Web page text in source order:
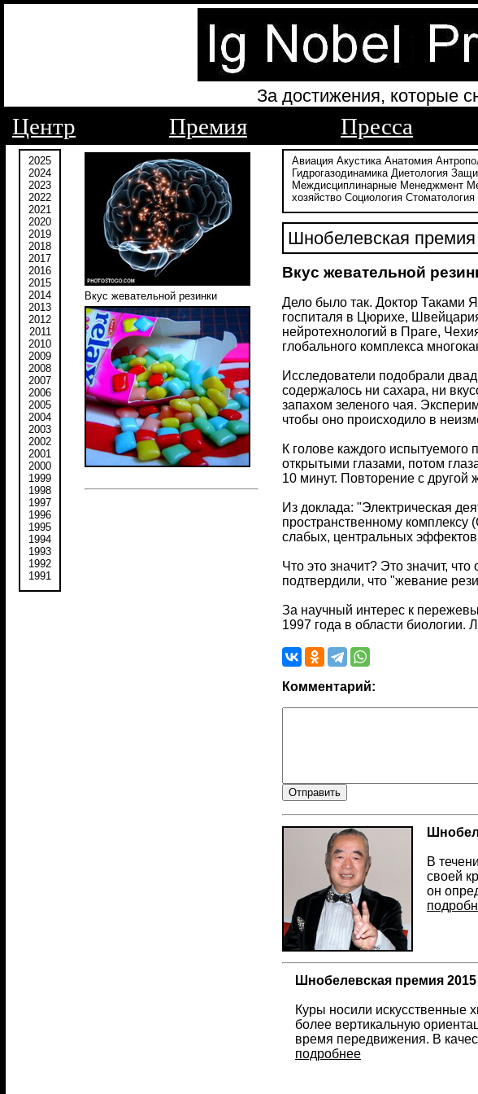
За достижения, которые
Центр Премия Пресса
2025
2024
2023
2022
2021
2020
2019
2018
2017
2016
2015
2014
2013
2012
2011
2010
2009
2008
2007
2006
2005
2004
2003
2002
2001
2000
1999
1998
1997
1996
1995
1994
1993
1992
1991
Вкус жевательной резинки
Авиация Акустика Анатомия
Гидрогазодинамика Диетология
Междисциплинарные Менеджмент
хозяйство Социология Стоматология
Шнобелевская премия
Вкус жевательной
Дело было так. Доктор Таками
госпиталя в Цюрихе,
нейротехнологий в Праге,
глобального комплекса
Исследователи подобрали
содержалось ни сахара, ни
запахом зеленого чая.
чтобы оно происходило в
К голове каждого
открытыми глазами, потом
10 минут. Повторение с другой
Из доклада: "Электрическая
пространственному комплексу
слабых, центральных эффектов
Что это значит? Это значит,
подтвердили, что "жевание
За научный интерес к
1997 года в области биологии.
Комментарий:
В
своей
он
Шнобелевская премия
Куры носили искусственные
более вертикальную
время передвижения. В
подробнее